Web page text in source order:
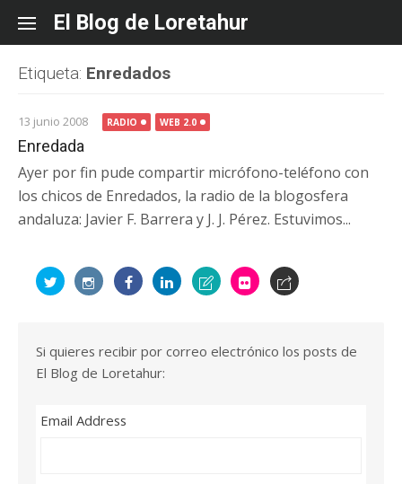
content
El Blog de Loretahur
Etiqueta: Enredados
13 junio 2008 RADIO WEB 2.0
Enredada
Ayer por fin pude compartir micrófono-teléfono con
los chicos de Enredados, la radio de la blogosfera
andaluza: Javier F. Barrera y J. J. Pérez. Estuvimos...
Si quieres recibir por correo electrónico los posts de
El Blog de Loretahur:
Email Address